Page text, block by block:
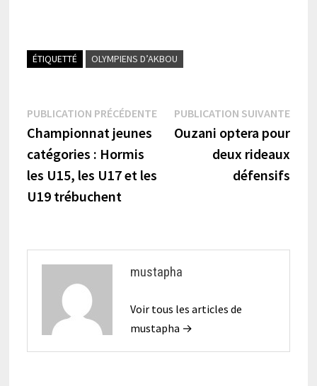
ÉTIQUETTÉ OLYMPIENS D’AKBOU
Navigation
de
l’article
PUBLICATION PRÉCÉDENTEPublication
précédente :
Championnat jeunes
catégories : Hormis
les U15, les U17 et les
U19 trébuchent
PUBLICATION SUIVANTE
Ouzani optera pour
deux rideaux
défensifs
mustapha
Voir tous les articles de
mustapha →